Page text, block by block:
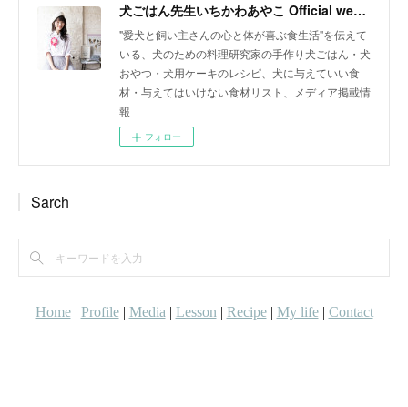
犬ごはん先生いちかわあやこ Official web site
"愛犬と飼い主さんの心と体が喜ぶ食生活"を伝えて
いる、犬のための料理研究家の手作り犬ごはん・犬
おやつ・犬用ケーキのレシピ、犬に与えていい食
材・与えてはいけない食材リスト、メディア掲載情
報
フォロー
Sarch